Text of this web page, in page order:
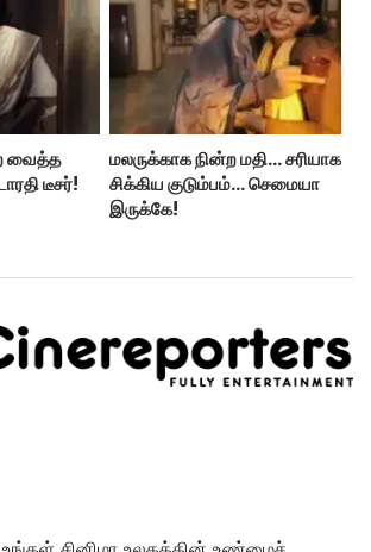
வைத்த
டீசர்!
மலருக்காக நின்ற மதி… சரியாக
சிக்கிய குடும்பம்… செமையா
இருக்கே!